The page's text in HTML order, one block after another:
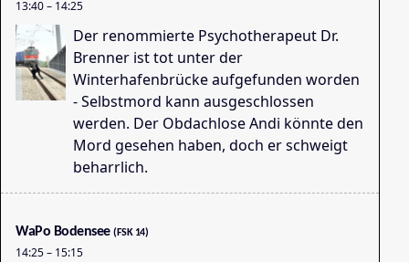
13:40– 14:25
Der renommierte Psychotherapeut Dr.
Brenner ist tot unter der
Winterhafenbrücke aufgefunden worden
- Selbstmord kann ausgeschlossen
werden. Der Obdachlose Andi könnte den
Mord gesehen haben, doch er schweigt
beharrlich.
WaPo Bodensee (FSK 14)
14:25– 15:15